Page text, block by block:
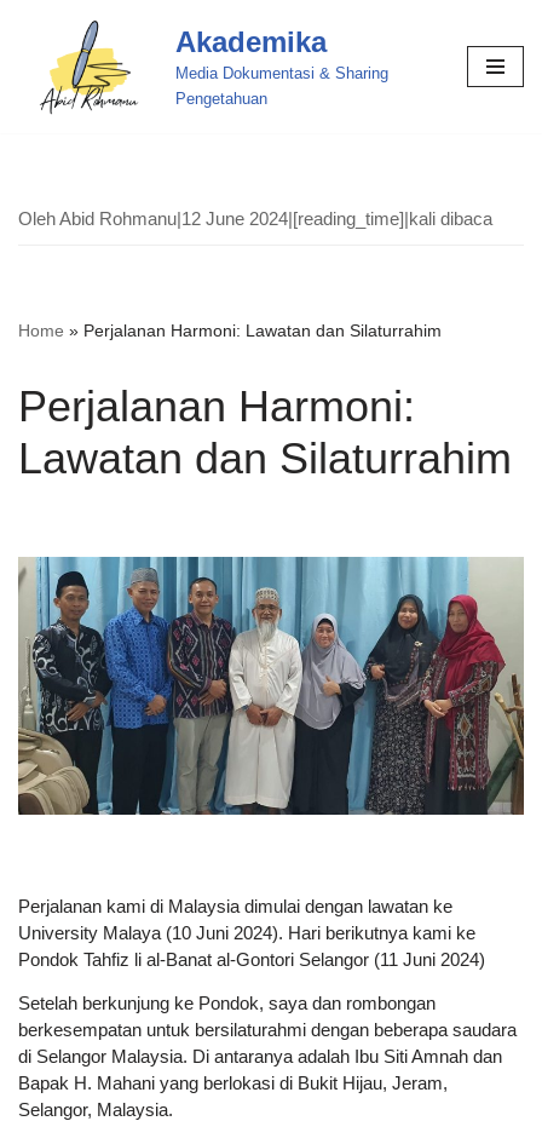
content
Akademika
Media Dokumentasi & Sharing
Pengetahuan
Oleh Abid Rohmanu|12 June 2024|[reading_time]|kali dibaca
Home » Perjalanan Harmoni: Lawatan dan Silaturrahim
Perjalanan Harmoni:
Lawatan dan Silaturrahim
Perjalanan kami di Malaysia dimulai dengan lawatan ke
University Malaya (10 Juni 2024). Hari berikutnya kami ke
Pondok Tahfiz li al-Banat al-Gontori Selangor (11 Juni 2024)
Setelah berkunjung ke Pondok, saya dan rombongan
berkesempatan untuk bersilaturahmi dengan beberapa saudara
di Selangor Malaysia. Di antaranya adalah Ibu Siti Amnah dan
Bapak H. Mahani yang berlokasi di Bukit Hijau, Jeram,
Selangor, Malaysia.